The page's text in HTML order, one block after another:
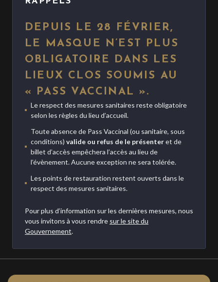
DEPUIS LE 28 FÉVRIER,
LE MASQUE N’EST PLUS
OBLIGATOIRE DANS LES
LIEUX CLOS SOUMIS AU
« PASS VACCINAL ».
Le respect des mesures sanitaires reste obligatoire
selon les règles du lieu d’accueil.
Toute absence de Pass Vaccinal (ou sanitaire, sous
conditions) valide ou refus de le présenteret de
billet d’accès empêchera l’accès au lieu de
l’évènement. Aucune exception ne sera tolérée.
Les points de restauration restent ouverts dans le
respect des mesures sanitaires.
Pour plus d’information sur les dernières mesures, nous
vous invitons à vous rendre sur le site du
Gouvernement.